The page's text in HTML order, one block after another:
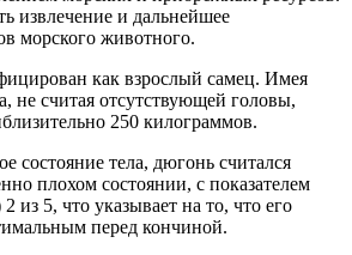
извлечение и дальнейшее
морского животного.
как взрослый самец. Имея
не считая отсутствующей головы,
250 килограммов.
состояние тела, дюгонь считался
плохом состоянии, с показателем
из 5, что указывает на то, что его
перед кончиной.